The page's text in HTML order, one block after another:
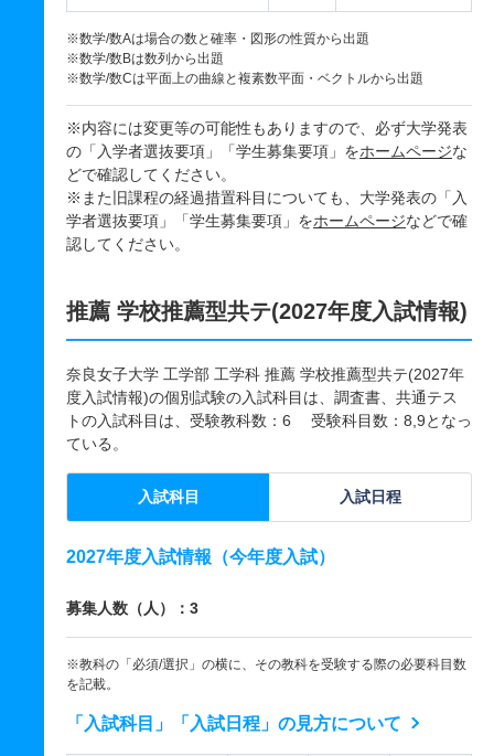
※数学/数Aは場合の数と確率・図形の性質から出題
※数学/数Bは数列から出題
※数学/数Cは平面上の曲線と複素数平面・ベクトルから出題
※内容には変更等の可能性もありますので、必ず大学発表
の「入学者選抜要項」「学生募集要項」をホームページな
どで確認してください。
※また旧課程の経過措置科目についても、大学発表の「入
学者選抜要項」「学生募集要項」をホームページなどで確
認してください。
推薦 学校推薦型共テ(2027年度入試情報)
奈良女子大学 工学部 工学科 推薦 学校推薦型共テ(2027年
度入試情報)の個別試験の入試科目は、調査書、共通テス
トの入試科目は、受験教科数：6 受験科目数：8,9となっ
ている。
入試科目 入試日程
2027年度入試情報（今年度入試）
募集人数（人）：3
※教科の「必須/選択」の横に、その教科を受験する際の必要科目数
を記載。
「入試科目」「入試日程」の見方について